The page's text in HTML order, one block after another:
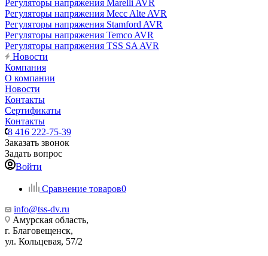
Регуляторы напряжения Marelli AVR
Регуляторы напряжения Mecc Alte AVR
Регуляторы напряжения Stamford AVR
Регуляторы напряжения Temco AVR
Регуляторы напряжения TSS SA AVR
Новости
Компания
О компании
Новости
Контакты
Сертификаты
Контакты
8 416 222-75-39
Заказать звонок
Задать вопрос
Войти
Сравнение товаров0
info@tss-dv.ru
Амурская область,
г. Благовещенск,
ул. Кольцевая, 57/2